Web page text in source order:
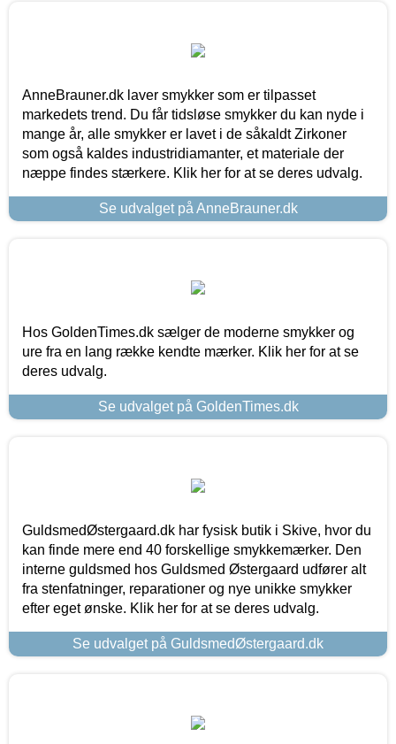
AnneBrauner.dk laver smykker som er tilpasset
markedets trend. Du får tidsløse smykker du kan nyde i
mange år, alle smykker er lavet i de såkaldt Zirkoner
som også kaldes industridiamanter, et materiale der
næppe findes stærkere. Klik her for at se deres udvalg.
Se udvalget på AnneBrauner.dk
Hos GoldenTimes.dk sælger de moderne smykker og
ure fra en lang række kendte mærker. Klik her for at se
deres udvalg.
Se udvalget på GoldenTimes.dk
GuldsmedØstergaard.dk har fysisk butik i Skive, hvor du
kan finde mere end 40 forskellige smykkemærker. Den
interne guldsmed hos Guldsmed Østergaard udfører alt
fra stenfatninger, reparationer og nye unikke smykker
efter eget ønske. Klik her for at se deres udvalg.
Se udvalget på GuldsmedØstergaard.dk